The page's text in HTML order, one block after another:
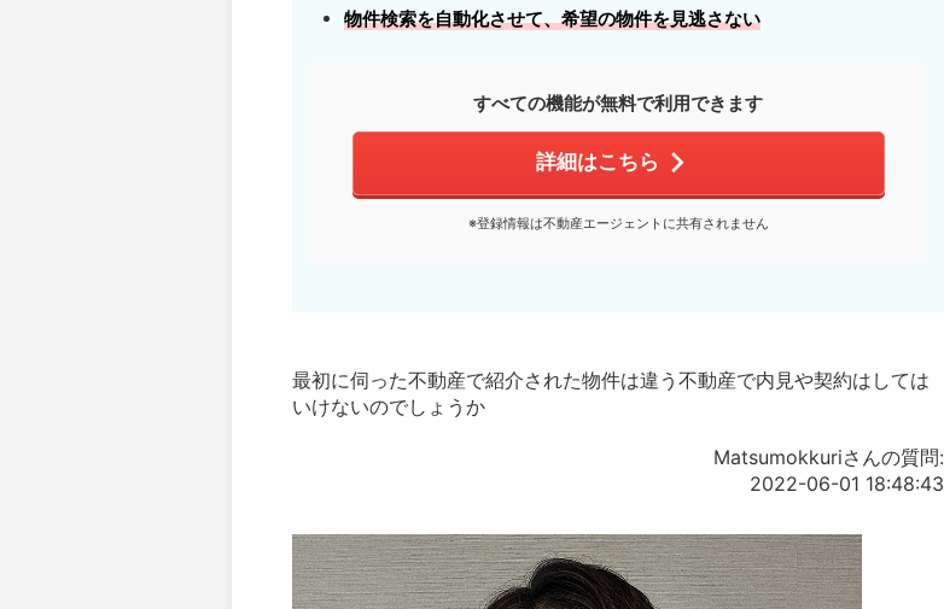
物件検索を自動化させて、希望の物件を見逃さない
すべての機能が無料で利用できます
詳細はこちら
※登録情報は不動産エージェントに共有されません
最初に伺った不動産で紹介された物件は違う不動産で内見や契約はしては
いけないのでしょうか
Matsumokkuriさんの質問:
2022-06-01 18:48:43